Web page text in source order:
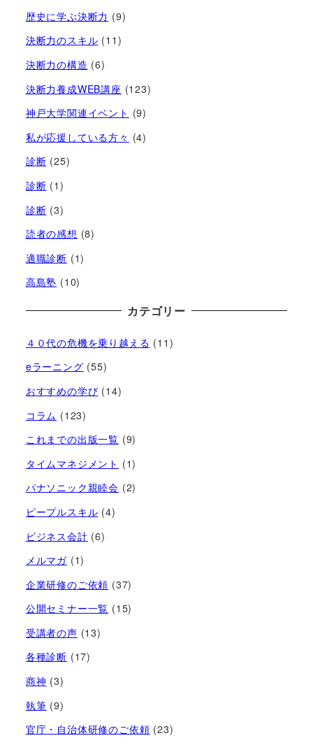
歴史に学ぶ決断力 (9)
決断力のスキル (11)
決断力の構造 (6)
決断力養成WEB講座 (123)
神戸大学関連イベント (9)
私が応援している方々 (4)
診断 (25)
診断 (1)
診断 (3)
読者の感想 (8)
適職診断 (1)
高島塾 (10)
カテゴリー
４０代の危機を乗り越える (11)
eラーニング (55)
おすすめの学び (14)
コラム (123)
これまでの出版一覧 (9)
タイムマネジメント (1)
パナソニック親睦会 (2)
ピープルスキル (4)
ビジネス会計 (6)
メルマガ (1)
企業研修のご依頼 (37)
公開セミナー一覧 (15)
受講者の声 (13)
各種診断 (17)
商神 (3)
執筆 (9)
官庁・自治体研修のご依頼 (23)